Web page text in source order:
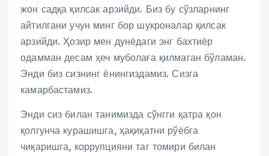
жон садқа қилсак арзийди. Биз бу сўзларнинг
айтилгани учун минг бор шукроналар қилсак
арзийди. Ҳозир мен дунёдаги энг бахтиёр
одамман десам ҳеч муболаға қилмаган бўламан.
Энди биз сизнинг ёнингиздамиз. Сизга
камарбастамиз.
Энди сиз билан танимизда сўнгги қатра қон
қолгунча курашишга, ҳақиқатни рўёбга
чиқаришга, коррупцияни таг томири билан